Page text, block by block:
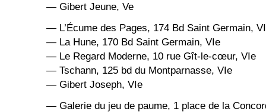
— Gibert Jeune, Ve
— L’Écume des Pages, 174 Bd Saint Germain,
— La Hune, 170 Bd Saint Germain, VIe
— Le Regard Moderne, 10 rue Gît-le-cœur, VIe
— Tschann, 125 bd du Montparnasse, VIe
— Gibert Joseph, VIe
— Galerie du jeu de paume, 1 place de la